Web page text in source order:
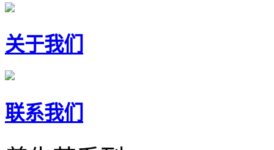
关于我们
联系我们